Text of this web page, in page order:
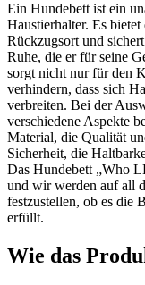
Ein Hundebett ist ein
Haustierhalter. Es
Rückzugsort und
Ruhe, die er für seine
sorgt nicht nur für den
verhindern, dass sich
verbreiten. Bei der
verschiedene Aspekte
Material, die Qualität
Sicherheit, die
Das Hundebett „Who
und wir werden auf all
festzustellen, ob es die
erfüllt.
Wie das